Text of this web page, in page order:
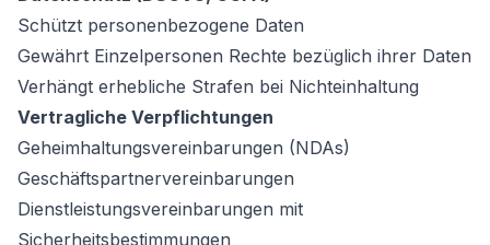
Schützt personenbezogene Daten
Gewährt Einzelpersonen Rechte bezüglich ihrer Daten
Verhängt erhebliche Strafen bei Nichteinhaltung
Vertragliche Verpflichtungen
Geheimhaltungsvereinbarungen (NDAs)
Geschäftspartnervereinbarungen
Dienstleistungsvereinbarungen mit
Sicherheitsbestimmungen